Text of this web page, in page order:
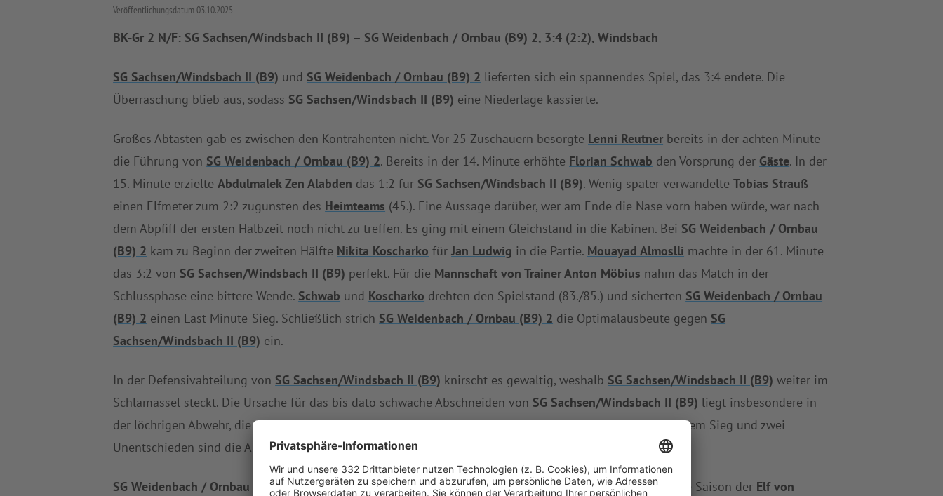
Veröffentlichungsdatum 03.10.2025
BK-Gr 2 N/F: SG Sachsen/Windsbach II (B9) – SG Weidenbach / Ornbau (B9) 2, 3:4 (2:2), Windsbach
SG Sachsen/Windsbach II (B9) und SG Weidenbach / Ornbau (B9) 2 lieferten sich ein spannendes Spiel, das 3:4 endete. Die
Überraschung blieb aus, sodass SG Sachsen/Windsbach II (B9) eine Niederlage kassierte.
Großes Abtasten gab es zwischen den Kontrahenten nicht. Vor 25 Zuschauern besorgte Lenni Reutner bereits in der achten Minute
die Führung von SG Weidenbach / Ornbau (B9) 2. Bereits in der 14. Minute erhöhte Florian Schwab den Vorsprung der Gäste. In der
15. Minute erzielteAbdulmalek Zen Alabden das 1:2 für SG Sachsen/Windsbach II (B9). Wenig später verwandelteTobias Strauß
einen Elfmeter zum 2:2 zugunsten des Heimteams (45.). Eine Aussage darüber, wer am Ende die Nase vorn haben würde, war nach
dem Abpfiff der ersten Halbzeit noch nicht zu treffen. Es ging mit einem Gleichstand in die Kabinen. Bei SG Weidenbach / Ornbau
(B9) 2 kam zu Beginn der zweiten Hälfte Nikita Koscharko fürJan Ludwig in die Partie. Mouayad Almoslli machte in der 61. Minute
das 3:2 von SG Sachsen/Windsbach II (B9) perfekt. Für die Mannschaft von Trainer Anton Möbius nahm das Match in der
Schlussphase eine bittere Wende. Schwab und Koscharko drehten den Spielstand (83./85.) und sicherten SG Weidenbach / Ornbau
(B9) 2 einen Last-Minute-Sieg. Schließlich strich SG Weidenbach / Ornbau (B9) 2 die Optimalausbeute gegen SG
Sachsen/Windsbach II (B9) ein.
In der Defensivabteilung von SG Sachsen/Windsbach II (B9) knirscht es gewaltig, weshalb SG Sachsen/Windsbach II (B9) weiter im
Schlamassel steckt. Die Ursache für das bis dato schwache Abschneiden von SG Sachsen/Windsbach II (B9) liegt insbesondere in
der löchrigen Abwehr, die sich bereits 33 Gegentreffer fing. Mit nun schon sechs Niederlagen, aber nur einem Sieg und zwei
Unentschieden sind die Aussichten vonSG Sachsen/Windsbach II (B9)
SG Weidenbach / Ornbau (B9) 2 machte in der Tabelle einen Satz und findet sich auf Rang drei wieder. Die Saison der Elf von